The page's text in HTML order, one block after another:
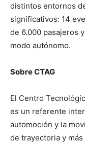
distintos entornos
significativos: 14
de 6.000 pasajeros
modo autónomo.
Sobre CTAG
El Centro
es un referente
automoción y la
de trayectoria y más